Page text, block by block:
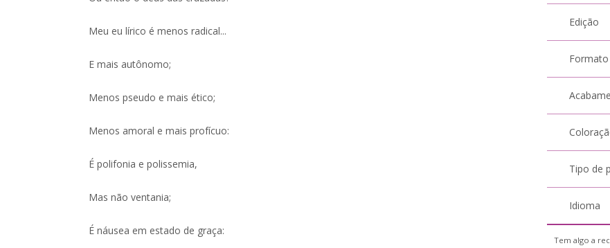
Meu eu lírico é menos radical...
E mais autônomo;
Menos pseudo e mais ético;
Menos amoral e mais profícuo:
É polifonia e polissemia,
Mas não ventania;
É náusea em estado de graça:
Edição
Formato
Tipo de
Idioma
Tem algo a